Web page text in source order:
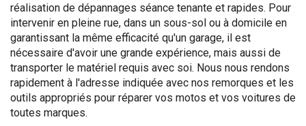
réalisation de dépannages séance tenante et rapides. Pour
intervenir en pleine rue, dans un sous-sol ou à domicile en
garantissant la même efficacité qu'un garage, il est
nécessaire d'avoir une grande expérience, mais aussi de
transporter le matériel requis avec soi. Nous nous rendons
rapidement à l'adresse indiquée avec nos remorques et les
outils appropriés pour réparer vos motos et vos voitures de
toutes marques.